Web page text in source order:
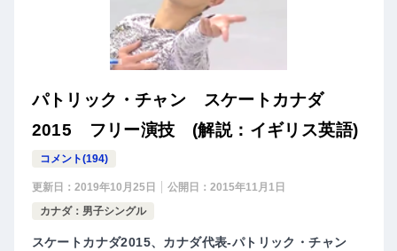
パトリック・チャン スケートカナダ
2015 フリー演技 (解説：イギリス英語)
コメント(194)
更新日： 2019年10月25日 公開日： 2015年11月1日
カナダ：男子シングル
スケートカナダ2015、カナダ代表-パトリック・チャン